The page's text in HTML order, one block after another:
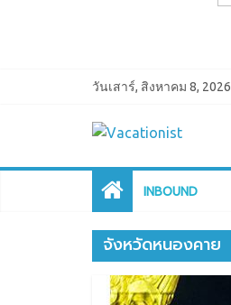
วันเสาร์, สิงหาคม 8, 2026
INBOUND
จังหวัดหนองคาย